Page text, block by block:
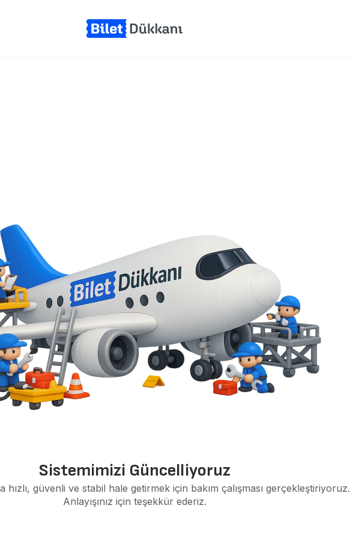
Sistemimizi Güncelliyoruz
hızlı, güvenli ve stabil hale getirmek için bakım çalışması gerçekleştiriyoruz.
Anlayışınız için teşekkür ederiz.